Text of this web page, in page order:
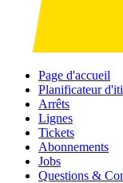
Page d'accueil
Planificateur
Arrêts
Lignes
Tickets
Abonnements
Jobs
Questions &